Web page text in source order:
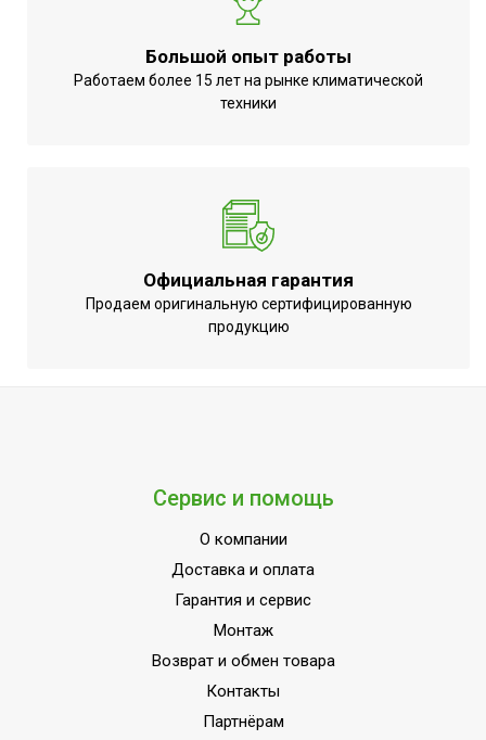
Большой опыт работы
Работаем более 15 лет на рынке климатической
техники
Официальная гарантия
Продаем оригинальную сертифицированную
продукцию
Сервис и помощь
О компании
Доставка и оплата
Гарантия и сервис
Монтаж
Возврат и обмен товара
Контакты
Партнёрам